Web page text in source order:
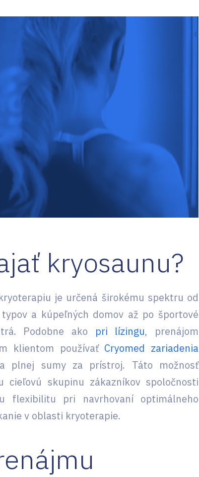
kryosaunu?
je určená širokému spektru od
a kúpeľných domov až po športové
Podobne ako pri lízingu, prenájom
klientom používať Cryomed zariadenia
plnej sumy za prístroj. Táto možnosť
cieľovú skupinu zákazníkov spoločnosti
flexibilitu pri navrhovaní optimálneho
v oblasti kryoterapie.